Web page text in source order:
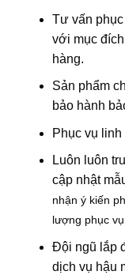
Tư vấn
với mục
hàng.
Sản phẩm
bảo hành
Phục vụ
Luôn luôn
cập nhật
nhận ý kiến
lượng phục
Đội ngũ lắp
dịch vụ hậu